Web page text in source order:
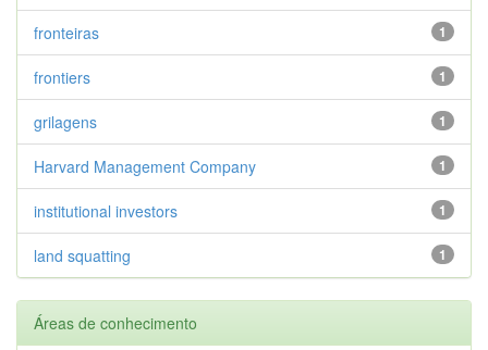
1
fronteiras
1
frontiers
1
grilagens
1
Harvard Management Company
1
institutional investors
1
land squatting
Áreas de conhecimento